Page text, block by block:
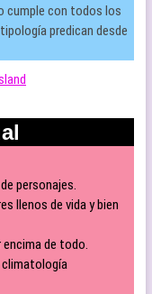
cumple con todos los
predican desde
personajes.
llenos de vida y bien
de todo.
climatología